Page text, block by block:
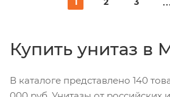
Купить унитаз в
В каталоге представлено 140